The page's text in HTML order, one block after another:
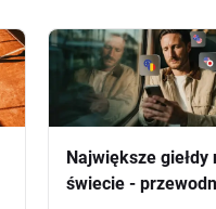
Największe giełdy
świecie -